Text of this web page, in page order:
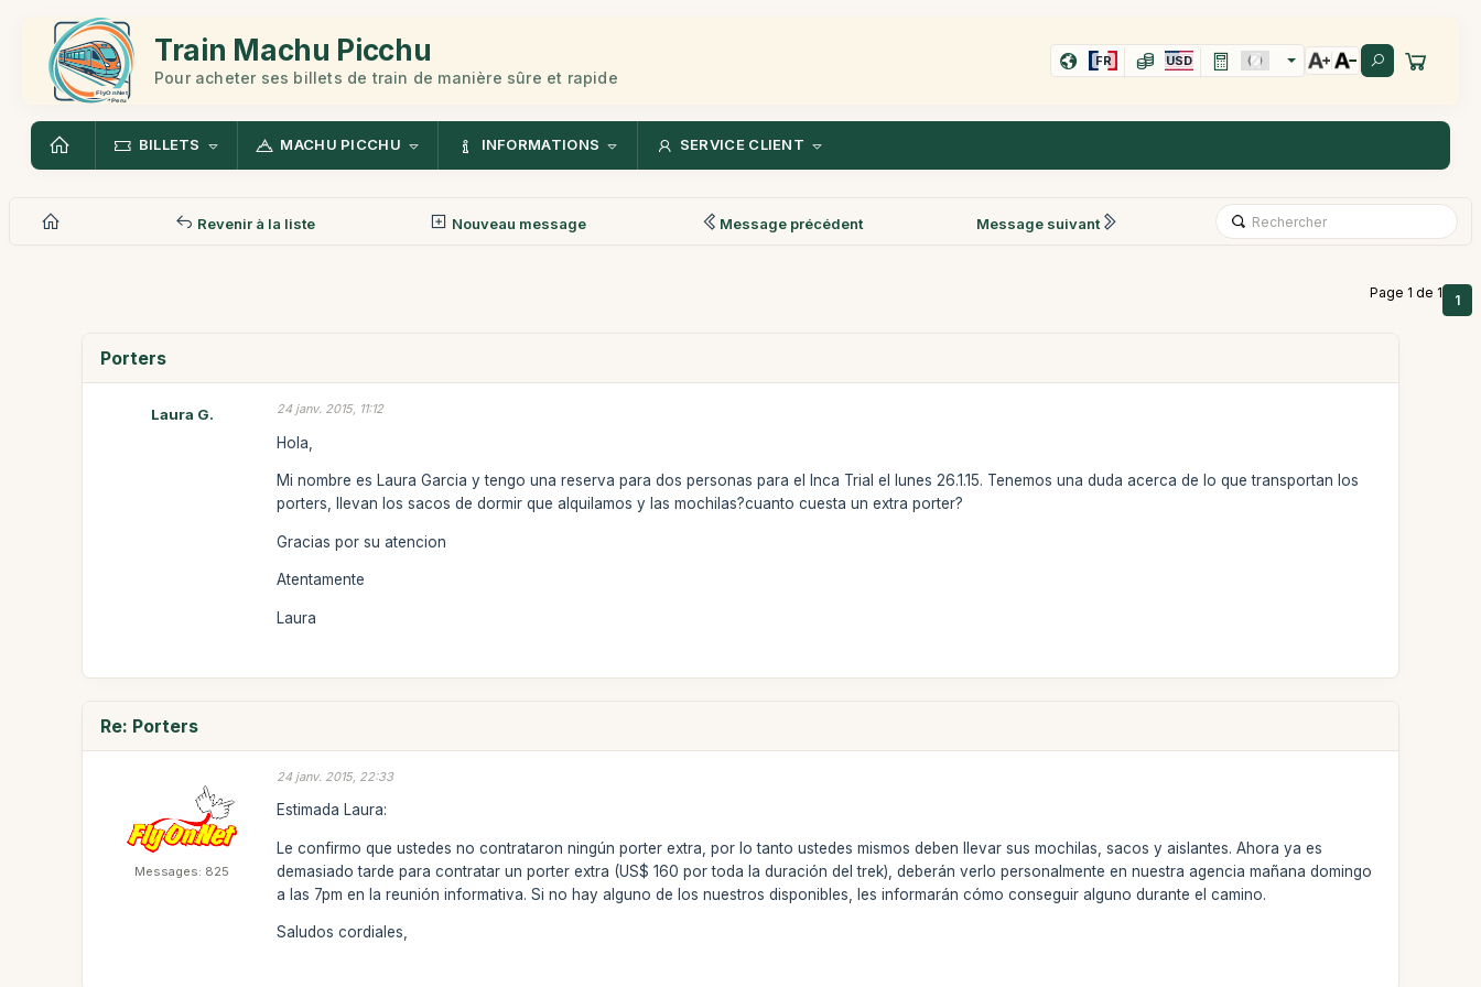
Train Machu Picchu
Pour acheter ses billets de train de manière sûre et rapide
FR USD
BILLETS MACHU PICCHU INFORMATIONS SERVICE CLIENT
Revenir à la liste Nouveau message Message précédent Message suivant
Page 1 de 1 1
Porters
Laura G. 24 janv. 2015, 11:12
Hola,
Mi nombre es Laura Garcia y tengo una reserva para dos personas para el Inca Trial el lunes 26.1.15. Tenemos una duda acerca de lo que transportan los
porters, llevan los sacos de dormir que alquilamos y las mochilas?cuanto cuesta un extra porter?
Gracias por su atencion
Atentamente
Laura
Re: Porters
Messages: 825
24 janv. 2015, 22:33
Estimada Laura:
Le confirmo que ustedes no contrataron ningún porter extra, por lo tanto ustedes mismos deben llevar sus mochilas, sacos y aislantes. Ahora ya es
demasiado tarde para contratar un porter extra (US$ 160 por toda la duración del trek), deberán verlo personalmente en nuestra agencia mañana domingo
a las 7pm en la reunión informativa. Si no hay alguno de los nuestros disponibles, les informarán cómo conseguir alguno durante el camino.
Saludos cordiales,